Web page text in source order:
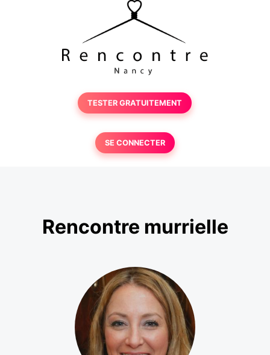
TESTER GRATUITEMENT
SE CONNECTER
Rencontre murrielle